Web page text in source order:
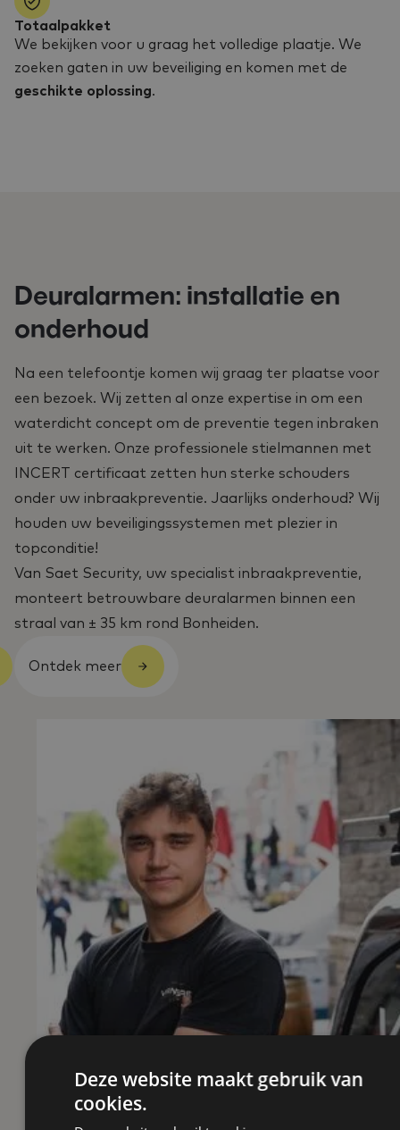
Totaalpakket
We bekijken voor u graag het volledige plaatje. We
zoeken gaten in uw beveiliging en komen met de
geschikte oplossing.
Deuralarmen: installatie en
onderhoud
Na een telefoontje komen wij graag ter plaatse voor
een bezoek. Wij zetten al onze expertise in om een
waterdicht concept om de preventie tegen inbraken
uit te werken. Onze professionele stielmannen met
INCERT certificaat zetten hun sterke schouders
onder uw inbraakpreventie. Jaarlijks onderhoud? Wij
houden uw beveiligingssystemen met plezier in
topconditie!
Van Saet Security, uw specialist inbraakpreventie,
monteert betrouwbare deuralarmen binnen een
straal van ± 35 km rond Bonheiden.
Ontdek meer
Deze website maakt gebruik van
cookies.